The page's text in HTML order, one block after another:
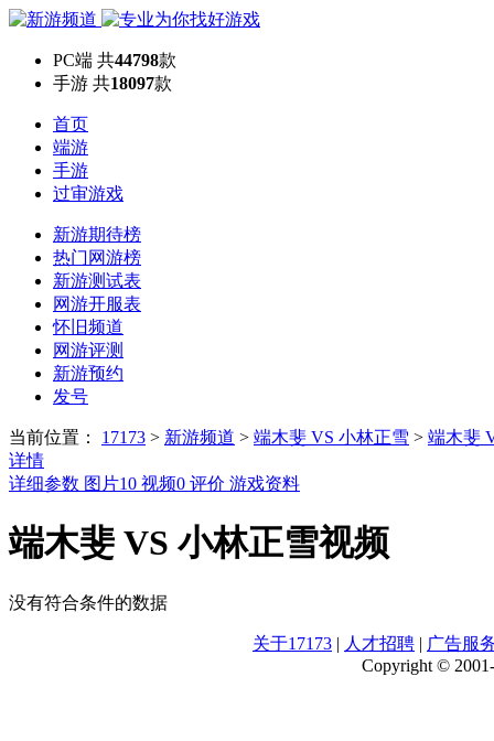
PC端 共44798款
手游 共18097款
首页
端游
手游
过审游戏
新游期待榜
热门网游榜
新游测试表
网游开服表
怀旧频道
网游评测
新游预约
发号
当前位置： 17173 > 新游频道 > 端木斐 VS 小林正雪 > 端木斐
详情
详细参数 图片10 视频0 评价 游戏资料
端木斐 VS 小林正雪视频
没有符合条件的数据
关于17173 | 人才招聘 | 广告服
Copyright ©